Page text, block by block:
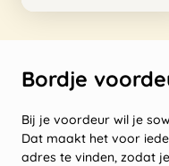
Bordje
Bij je voordeur wil je
Dat maakt het voor
adres te vinden, zodat